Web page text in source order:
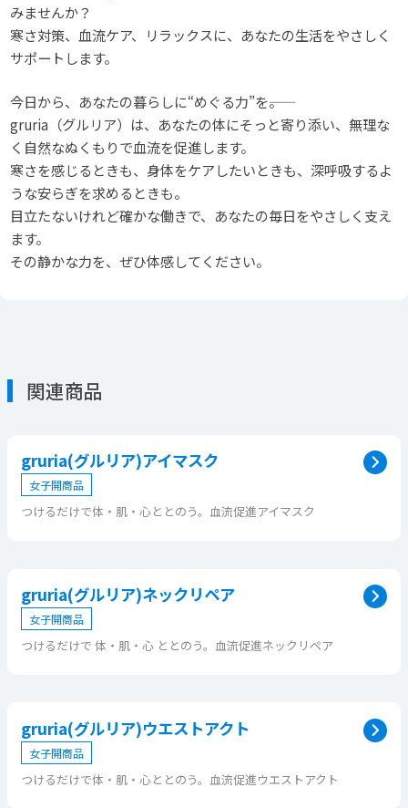
みませんか？
寒さ対策、血流ケア、リラックスに、あなたの生活をやさしく
サポートします。
今日から、あなたの暮らしに“めぐる力”を――。
gruria（グルリア）は、あなたの体にそっと寄り添い、無理な
く自然なぬくもりで血流を促進します。
寒さを感じるときも、身体をケアしたいときも、深呼吸するよ
うな安らぎを求めるときも。
目立たないけれど確かな働きで、あなたの毎日をやさしく支え
ます。
その静かな力を、ぜひ体感してください。
関連商品
gruria(グルリア)アイマスク
女子開商品
つけるだけで体・肌・心ととのう。血流促進アイマスク
gruria(グルリア)ネックリペア
女子開商品
つけるだけで 体・肌・心 ととのう。血流促進ネックリペア
gruria(グルリア)ウエストアクト
女子開商品
つけるだけで体・肌・心ととのう。血流促進ウエストアクト